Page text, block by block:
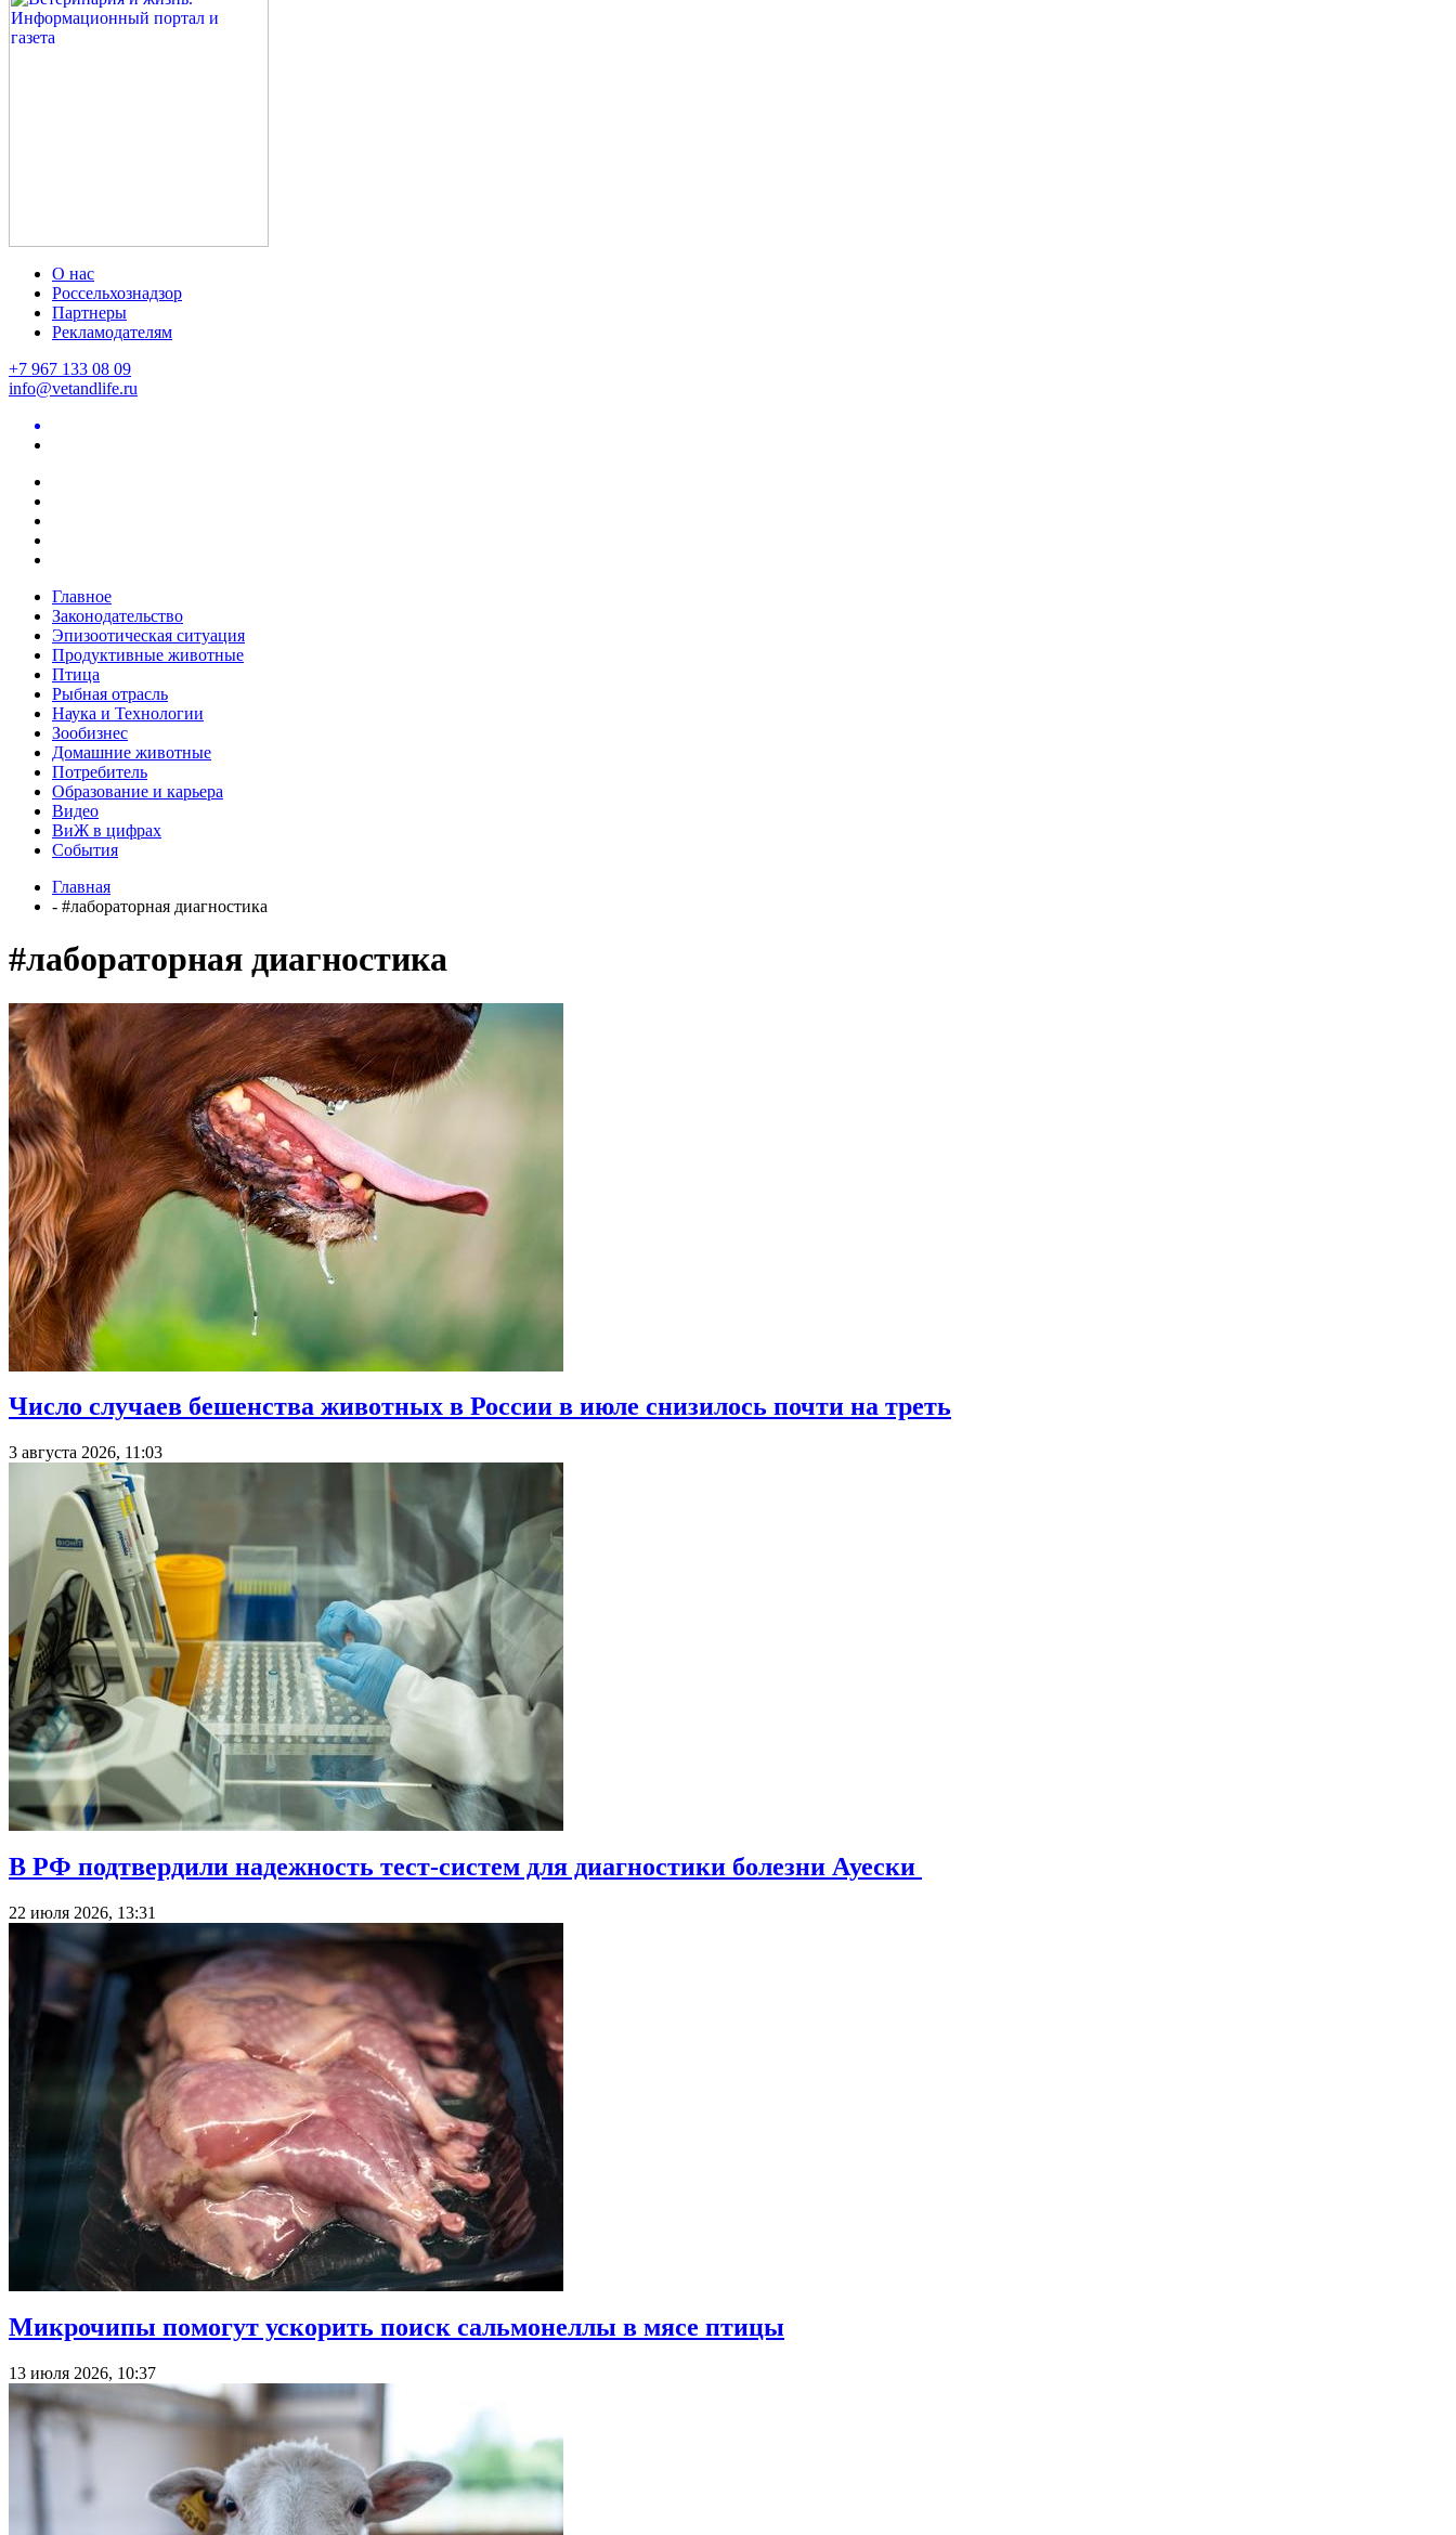
О нас
Россельхознадзор
Партнеры
Рекламодателям
+7 967 133 08 09
info@vetandlife.ru
Главное
Законодательство
Эпизоотическая ситуация
Продуктивные животные
Птица
Рыбная отрасль
Наука и Технологии
Зообизнес
Домашние животные
Потребитель
Образование и карьера
Видео
ВиЖ в цифрах
События
Главная
- #лабораторная диагностика
#лабораторная диагностика
Число случаев бешенства животных в России в июле снизилось почти на треть
3 августа 2026, 11:03
В РФ подтвердили надежность тест-систем для диагностики болезни Ауески
22 июля 2026, 13:31
Микрочипы помогут ускорить поиск сальмонеллы в мясе птицы
13 июля 2026, 10:37